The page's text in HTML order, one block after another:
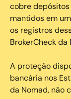
cobre depósitos
mantidos em
os registros
BrokerCheck da
A proteção
bancária nos
da Nomad, não